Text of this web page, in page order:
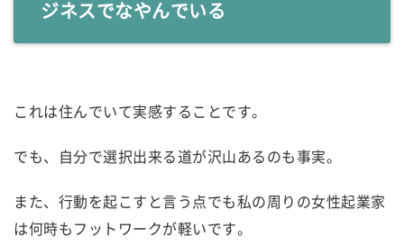
ジネスでなやんでいる
これは住んでいて実感することです。
でも、自分で選択出来る道が沢山あるのも事実。
また、行動を起こすと言う点でも私の周りの女性起業家
は何時もフットワークが軽いです。